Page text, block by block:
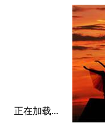
正在加载...